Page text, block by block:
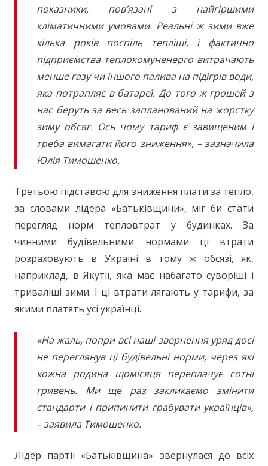
показники, пов’язані з найгіршими
кліматичними умовами. Реальні ж зими вже
кілька років поспіль тепліші, і фактично
підприємства теплокомуненерго витрачають
менше газу чи іншого палива на підігрів води,
яка потрапляє в батареї. До того ж грошей з
нас беруть за весь запланований на жорстку
зиму обсяг. Ось чому тариф є завищеним і
треба вимагати його зниження», – зазначила
Юлія Тимошенко.
Третьою підставою для зниження плати за тепло,
за словами лідера «Батьківщини», міг би стати
перегляд норм тепловтрат у будинках. За
чинними будівельними нормами ці втрати
розраховують в Україні в тому ж обсязі, як,
наприклад, в Якутії, яка має набагато суворіші і
триваліші зими. І ці втрати лягають у тарифи, за
якими платять усі українці.
«На жаль, попри всі наші звернення уряд досі
не переглянув ці будівельні норми, через які
кожна родина щомісяця переплачує сотні
гривень. Ми ще раз закликаємо змінити
стандарти і припинити грабувати українців»,
– заявила Тимошенко.
Лідер партії «Батьківщина» звернулася до всіх